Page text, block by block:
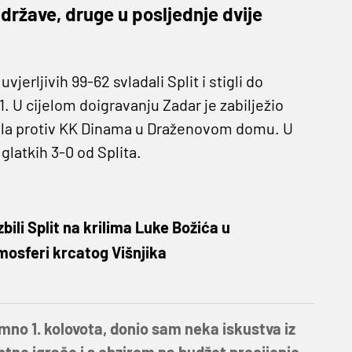
druge u posljednje dvije
99-62 svladali Split i stigli do
U cijelom doigravanju Zadar je zabilježio
protiv KK Dinama u Draženovom domu. U
3-0 od Splita.
Split na krilima Luke Božića u
krcatog Višnjika
1. kolovota, donio sam neka iskustva iz